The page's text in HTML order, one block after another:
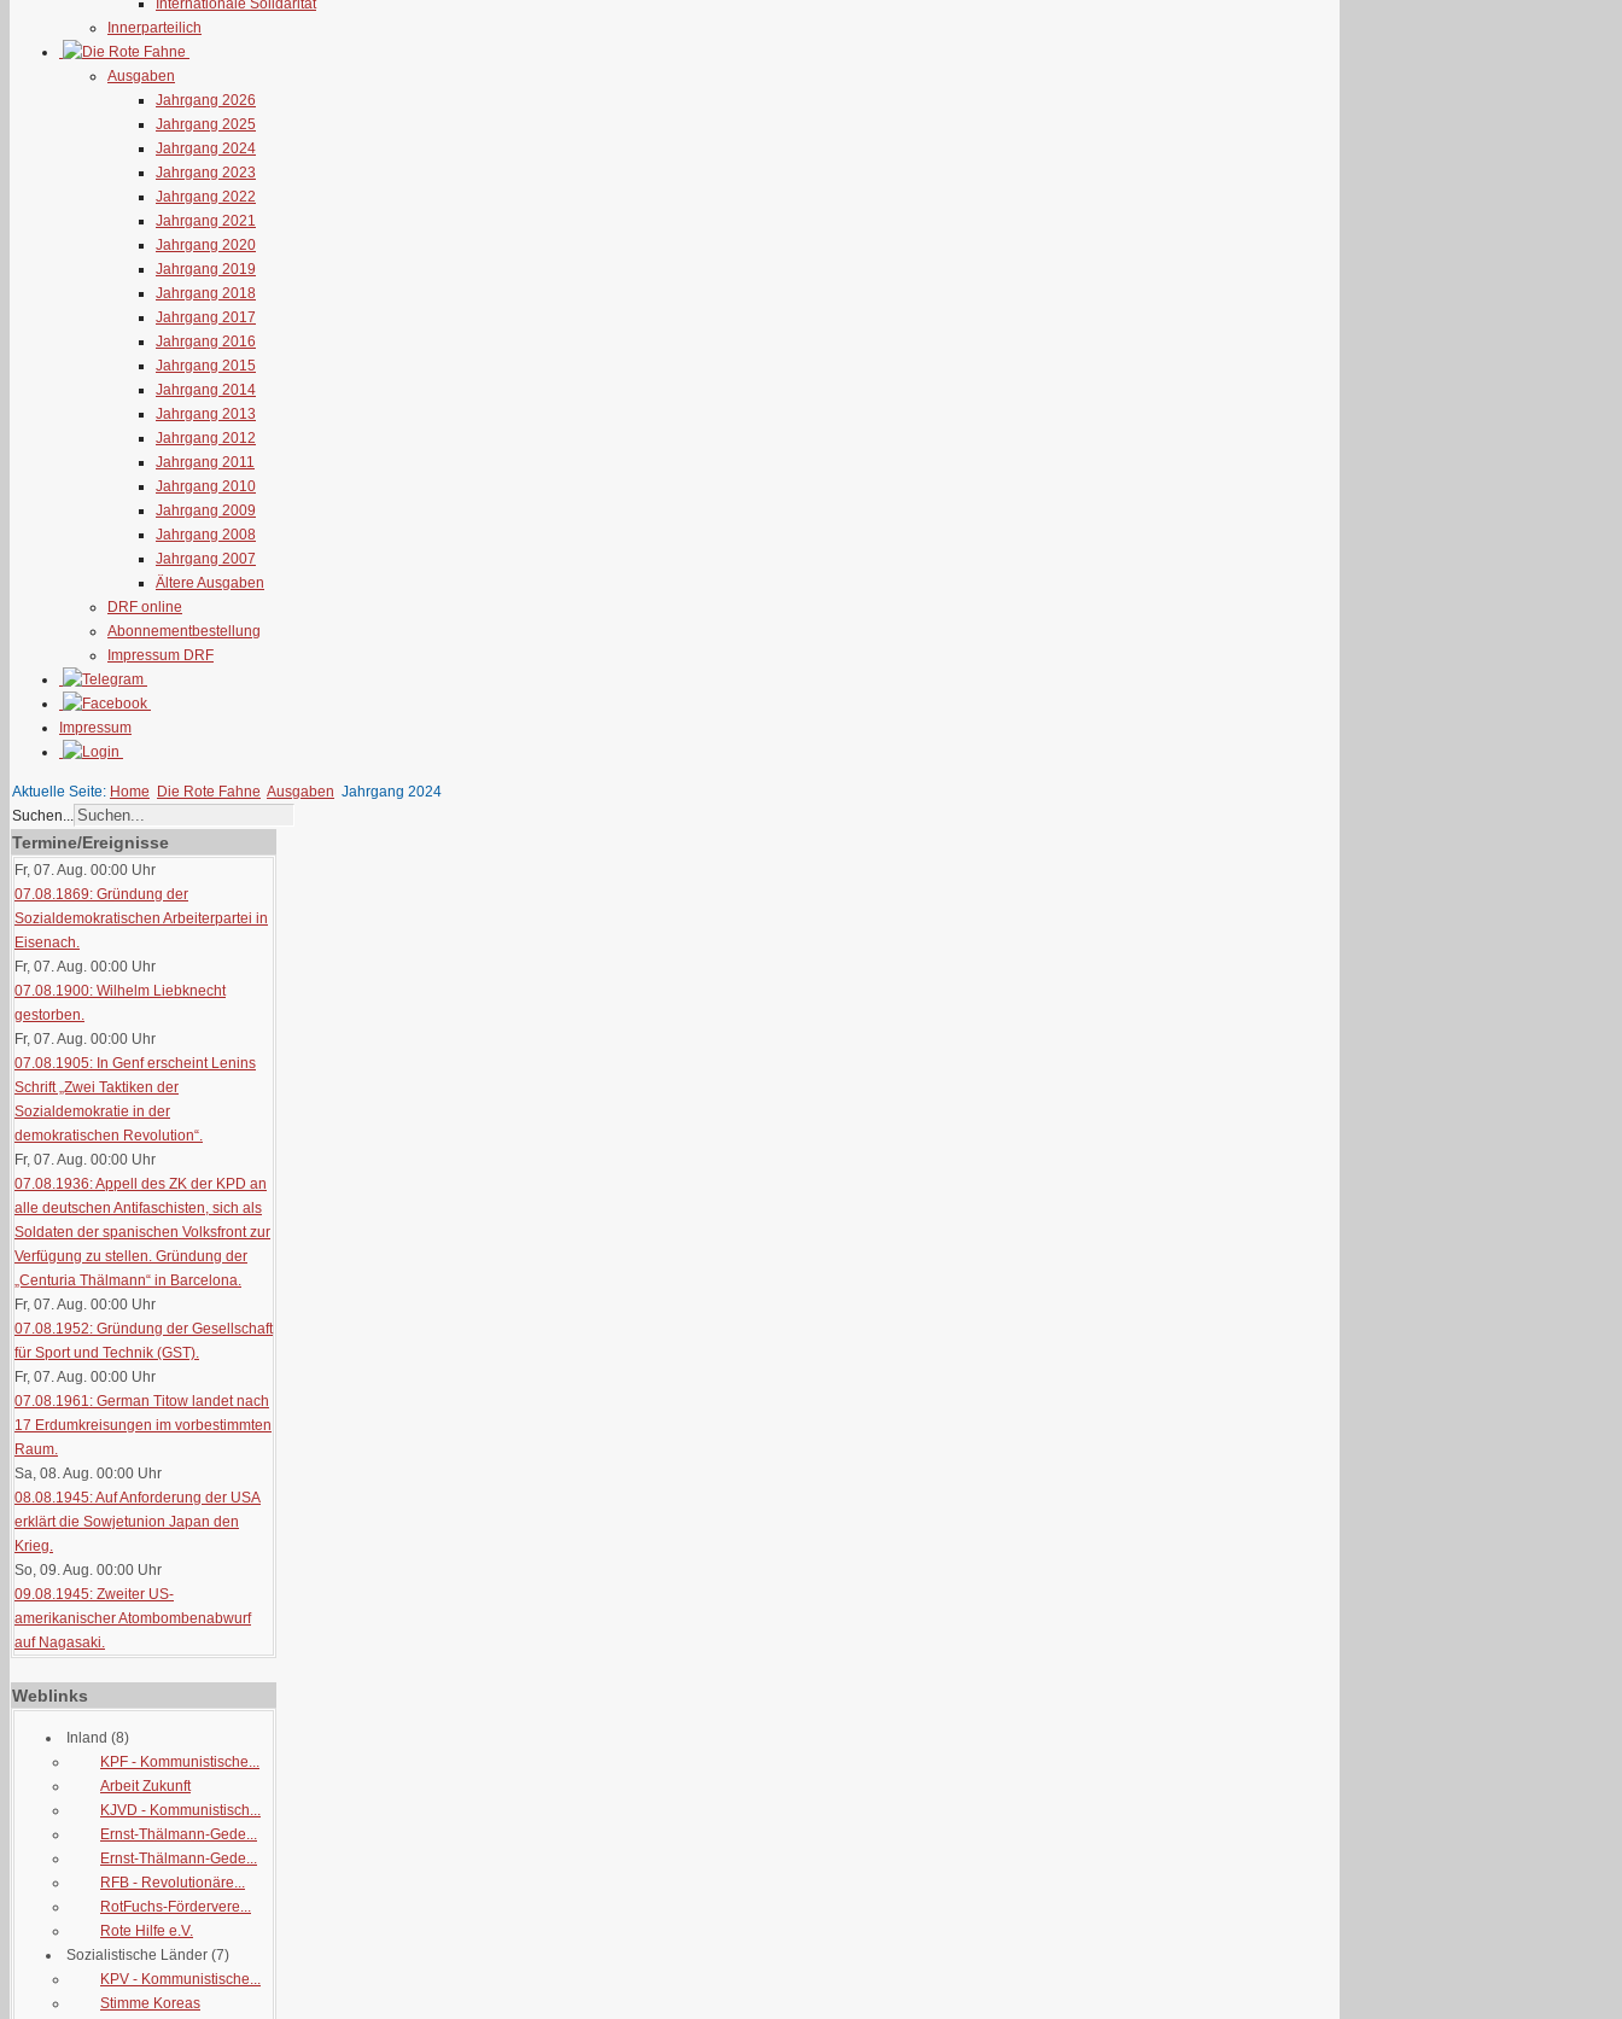
Internationale Solidarität
Innerparteilich
Ausgaben
Jahrgang 2026
Jahrgang 2025
Jahrgang 2024
Jahrgang 2023
Jahrgang 2022
Jahrgang 2021
Jahrgang 2020
Jahrgang 2019
Jahrgang 2018
Jahrgang 2017
Jahrgang 2016
Jahrgang 2015
Jahrgang 2014
Jahrgang 2013
Jahrgang 2012
Jahrgang 2011
Jahrgang 2010
Jahrgang 2009
Jahrgang 2008
Jahrgang 2007
Ältere Ausgaben
DRF online
Abonnementbestellung
Impressum DRF
Impressum
Aktuelle Seite: Home Die Rote Fahne Ausgaben Jahrgang 2024
Suchen...
Termine/Ereignisse
Fr, 07. Aug. 00:00 Uhr
07.08.1869: Gründung der
Sozialdemokratischen Arbeiterpartei in
Eisenach.
Fr, 07. Aug. 00:00 Uhr
07.08.1900: Wilhelm Liebknecht
gestorben.
Fr, 07. Aug. 00:00 Uhr
07.08.1905: In Genf erscheint Lenins
Schrift „Zwei Taktiken der
Sozialdemokratie in der
demokratischen Revolution“.
Fr, 07. Aug. 00:00 Uhr
07.08.1936: Appell des ZK der KPD an
alle deutschen Antifaschisten, sich als
Soldaten der spanischen Volksfront zur
Verfügung zu stellen. Gründung der
„Centuria Thälmann“ in Barcelona.
Fr, 07. Aug. 00:00 Uhr
07.08.1952: Gründung der Gesellschaft
für Sport und Technik (GST).
Fr, 07. Aug. 00:00 Uhr
07.08.1961: German Titow landet nach
17 Erdumkreisungen im vorbestimmten
Raum.
Sa, 08. Aug. 00:00 Uhr
08.08.1945: Auf Anforderung der USA
erklärt die Sowjetunion Japan den
Krieg.
So, 09. Aug. 00:00 Uhr
09.08.1945: Zweiter US-
amerikanischer Atombombenabwurf
auf Nagasaki.
Weblinks
Inland (8)
KPF - Kommunistische...
Arbeit Zukunft
KJVD - Kommunistisch...
Ernst-Thälmann-Gede...
Ernst-Thälmann-Gede...
RFB - Revolutionäre...
RotFuchs-Fördervere...
Rote Hilfe e.V.
Sozialistische Länder (7)
KPV - Kommunistische...
Stimme Koreas